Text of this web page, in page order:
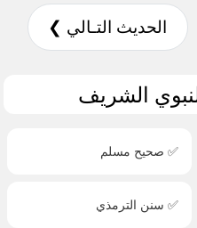
الحديث التـالي ❯
الشريف
✅ صحيح مسلم
✅ سنن الترمذي